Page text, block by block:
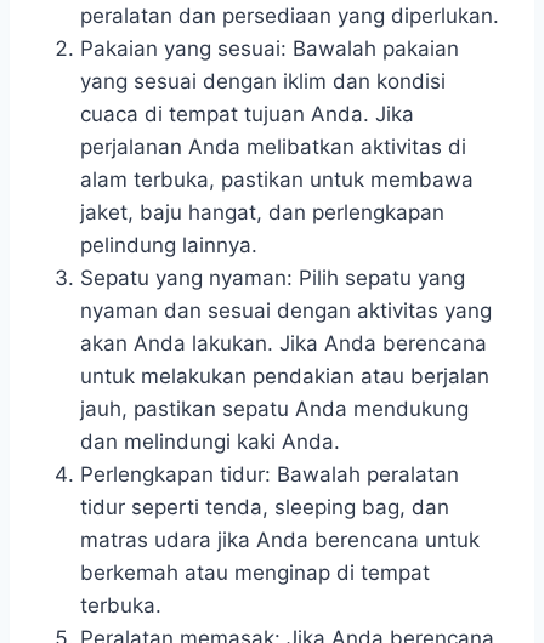
peralatan dan persediaan yang diperlukan.
Pakaian yang sesuai: Bawalah pakaian
yang sesuai dengan iklim dan kondisi
cuaca di tempat tujuan Anda. Jika
perjalanan Anda melibatkan aktivitas di
alam terbuka, pastikan untuk membawa
jaket, baju hangat, dan perlengkapan
pelindung lainnya.
Sepatu yang nyaman: Pilih sepatu yang
nyaman dan sesuai dengan aktivitas yang
akan Anda lakukan. Jika Anda berencana
untuk melakukan pendakian atau berjalan
jauh, pastikan sepatu Anda mendukung
dan melindungi kaki Anda.
Perlengkapan tidur: Bawalah peralatan
tidur seperti tenda, sleeping bag, dan
matras udara jika Anda berencana untuk
berkemah atau menginap di tempat
terbuka.